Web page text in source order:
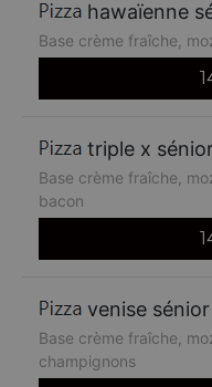
hawaïenne
Base crème fraîche,
triple x
Base crème fraîche,
bacon
venise sénior
Base crème fraîche,
champignons